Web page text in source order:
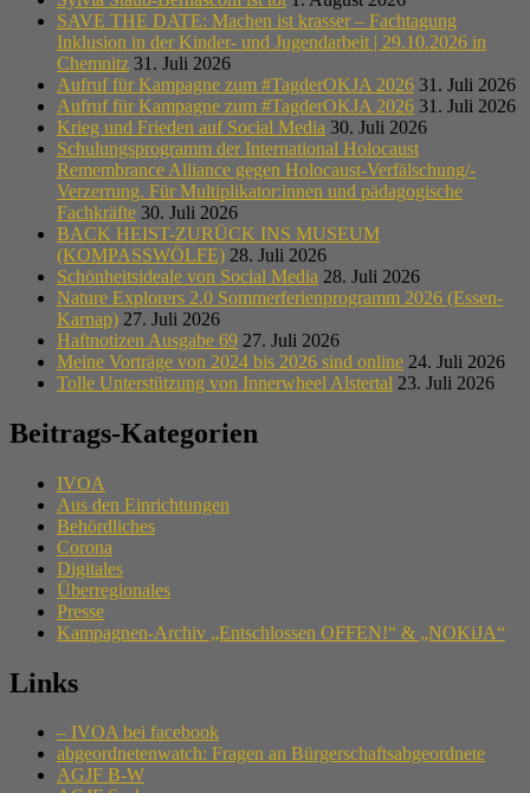
SAVE THE DATE: Machen ist krasser – Fachtagung
Inklusion in der Kinder- und Jugendarbeit | 29.10.2026 in
Chemnitz 31. Juli 2026
Aufruf für Kampagne zum #TagderOKJA 2026 31. Juli 2026
Aufruf für Kampagne zum #TagderOKJA 2026 31. Juli 2026
Krieg und Frieden auf Social Media 30. Juli 2026
Schulungsprogramm der International Holocaust
Remembrance Alliance gegen Holocaust-Verfälschung/-
Verzerrung. Für Multiplikator:innen und pädagogische
Fachkräfte 30. Juli 2026
BACK HEIST-ZURÜCK INS MUSEUM
(KOMPASSWÖLFE) 28. Juli 2026
Schönheitsideale von Social Media 28. Juli 2026
Nature Explorers 2.0 Sommerferienprogramm 2026 (Essen-
Karnap) 27. Juli 2026
Haftnotizen Ausgabe 69 27. Juli 2026
Meine Vorträge von 2024 bis 2026 sind online 24. Juli 2026
Tolle Unterstützung von Innerwheel Alstertal 23. Juli 2026
Beitrags-Kategorien
IVOA
Aus den Einrichtungen
Behördliches
Corona
Digitales
Überregionales
Presse
Kampagnen-Archiv „Entschlossen OFFEN!“ & „NOKiJA“
Links
– IVOA bei facebook
abgeordnetenwatch: Fragen an Bürgerschaftsabgeordnete
AGJF B-W